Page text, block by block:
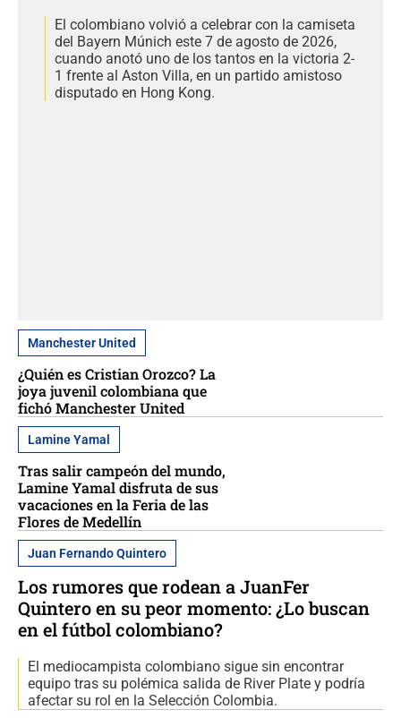
El colombiano volvió a celebrar con la camiseta
del Bayern Múnich este 7 de agosto de 2026,
cuando anotó uno de los tantos en la victoria 2-
1 frente al Aston Villa, en un partido amistoso
disputado en Hong Kong.
Manchester United
¿Quién es Cristian Orozco? La
joya juvenil colombiana que
fichó Manchester United
Lamine Yamal
Tras salir campeón del mundo,
Lamine Yamal disfruta de sus
vacaciones en la Feria de las
Flores de Medellín
Juan Fernando Quintero
Los rumores que rodean a JuanFer
Quintero en su peor momento: ¿Lo buscan
en el fútbol colombiano?
El mediocampista colombiano sigue sin encontrar
equipo tras su polémica salida de River Plate y podría
afectar su rol en la Selección Colombia.